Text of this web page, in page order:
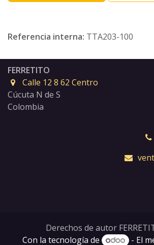
Referencia interna: TTA203-100
FERRETITO
Calle 12 8 62 Centro
Cúcuta N de S
Colombia
Derechos de autor
Con la tecnología de
- El